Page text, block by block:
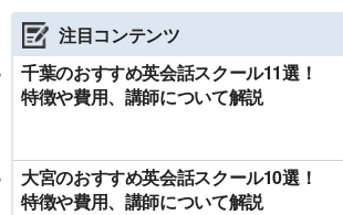
注目コンテンツ
千葉のおすすめ英会話スクール11選！
特徴や費用、講師について解説
大宮のおすすめ英会話スクール10選！
特徴や費用、講師について解説